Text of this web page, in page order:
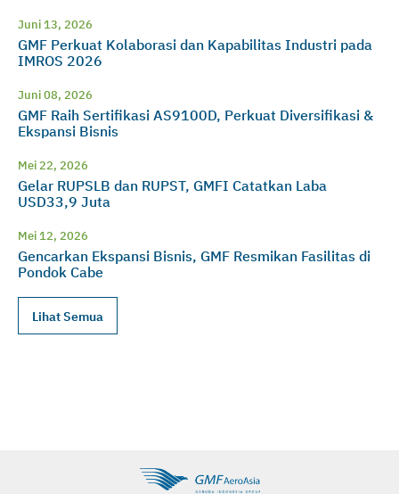
Juni 13, 2026
GMF Perkuat Kolaborasi dan Kapabilitas Industri pada
IMROS 2026
Juni 08, 2026
GMF Raih Sertifikasi AS9100D, Perkuat Diversifikasi &
Ekspansi Bisnis
Mei 22, 2026
Gelar RUPSLB dan RUPST, GMFI Catatkan Laba
USD33,9 Juta
Mei 12, 2026
Gencarkan Ekspansi Bisnis, GMF Resmikan Fasilitas di
Pondok Cabe
Lihat Semua